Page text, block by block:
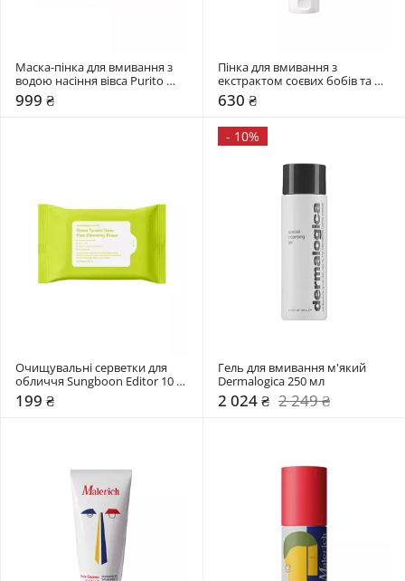
Маска-пінка для вмивання з
водою насіння вівса Purito
Seoul 150 мл
999 ₴
Пінка для вмивання з
екстрактом соєвих бобів та
пантенолом Round Lab 150 мл
630 ₴
Очищувальні серветки для
обличчя Sungboon Editor 10
шт
199 ₴
- 10%
Гель для вмивання м'який
Dermalogica 250 мл
2 024 ₴ 2 249 ₴